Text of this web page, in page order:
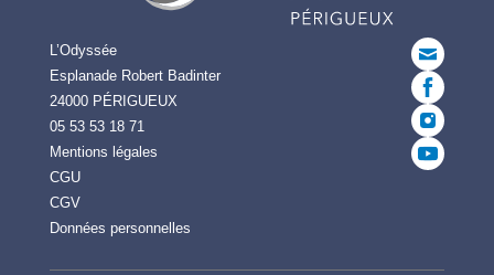
L’Odyssée
Esplanade Robert Badinter
24000 PÉRIGUEUX
05 53 53 18 71
Mentions légales
CGU
CGV
Données personnelles